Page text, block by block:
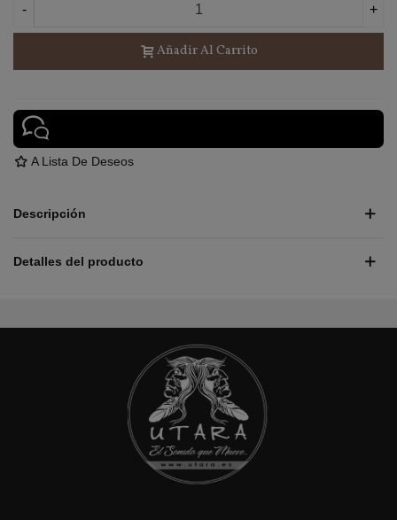
- +
Añadir Al Carrito
A Lista De Deseos
Descripción
Detalles del producto